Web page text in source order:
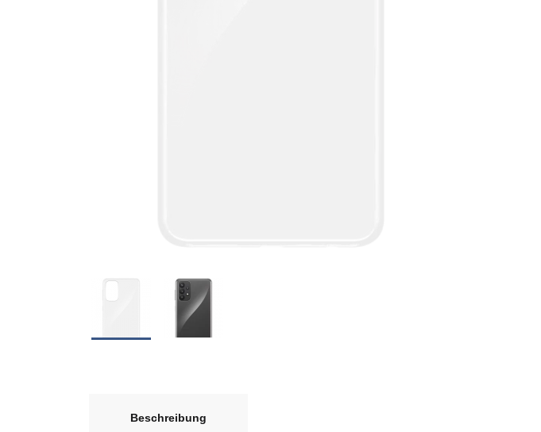
Beschreibung